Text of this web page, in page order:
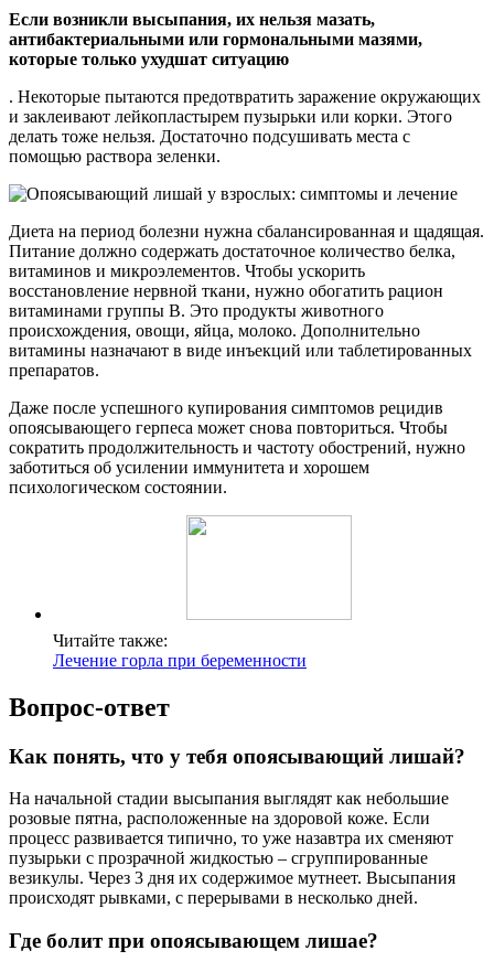
Если возникли высыпания, их нельзя мазать,
антибактериальными или гормональными мазями,
которые только ухудшат ситуацию
. Некоторые пытаются предотвратить заражение окружающих
и заклеивают лейкопластырем пузырьки или корки. Этого
делать тоже нельзя. Достаточно подсушивать места с
помощью раствора зеленки.
Диета на период болезни нужна сбалансированная и щадящая.
Питание должно содержать достаточное количество белка,
витаминов и микроэлементов. Чтобы ускорить
восстановление нервной ткани, нужно обогатить рацион
витаминами группы В. Это продукты животного
происхождения, овощи, яйца, молоко. Дополнительно
витамины назначают в виде инъекций или таблетированных
препаратов.
Даже после успешного купирования симптомов рецидив
опоясывающего герпеса может снова повториться. Чтобы
сократить продолжительность и частоту обострений, нужно
заботиться об усилении иммунитета и хорошем
психологическом состоянии.
Читайте также:
Лечение горла при беременности
Вопрос-ответ
Как понять, что у тебя опоясывающий лишай?
На начальной стадии высыпания выглядят как небольшие
розовые пятна, расположенные на здоровой коже. Если
процесс развивается типично, то уже назавтра их сменяют
пузырьки с прозрачной жидкостью – сгруппированные
везикулы. Через 3 дня их содержимое мутнеет. Высыпания
происходят рывками, с перерывами в несколько дней.
Где болит при опоясывающем лишае?